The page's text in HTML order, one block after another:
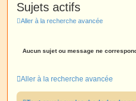
Sujets actifs
Aller à la recherche avancée
Aucun sujet ou message ne
Aller à la recherche avancée